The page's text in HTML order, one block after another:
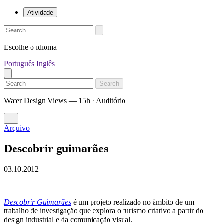
Atividade
Escolhe o idioma
Português Inglês
Search
Water Design Views — 15h · Auditório
Arquivo
Descobrir guimarães
03.10.2012
Descobrir Guimarães é um projeto realizado no âmbito de um
trabalho de investigação que explora o turismo criativo a partir do
design industrial e da comunicação visual.